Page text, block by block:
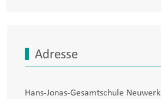
Adresse
Hans-Jonas-Gesamtschule Neuwerk